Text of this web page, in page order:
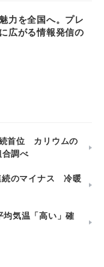
力を全国へ。プレ
広がる情報発信の
首位 カリウムの
調べ
続のマイナス 冷暖
気温「高い」確